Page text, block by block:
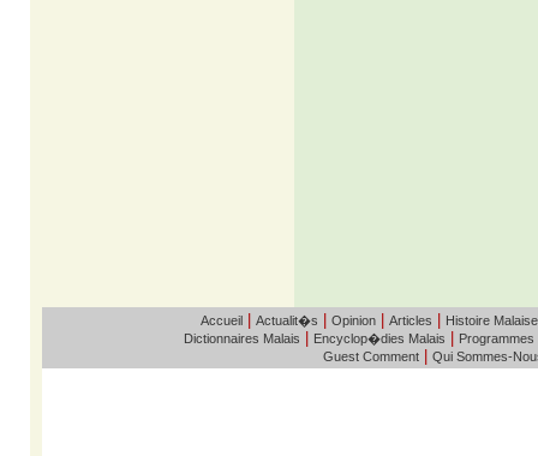
Accueil| Actualit�s Opinion| Articles Histoire Malaise
Dictionnaires Malais Encyclop�dies Malais Programmes
Guest Comment Qui Sommes-